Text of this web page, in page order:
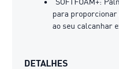
para proporcionar
ao seu calcanhar
DETALHES